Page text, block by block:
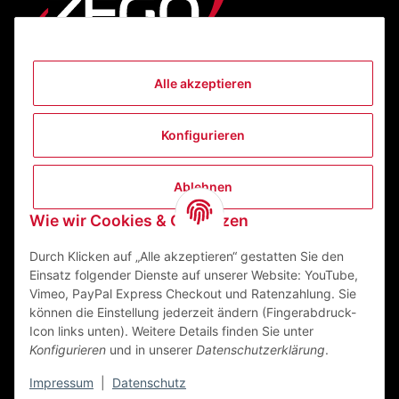
Alle akzeptieren
Konfigurieren
Ablehnen
Wie wir Cookies & Co nutzen
Durch Klicken auf „Alle akzeptieren“ gestatten Sie den
Einsatz folgender Dienste auf unserer Website: YouTube,
Vimeo, PayPal Express Checkout und Ratenzahlung. Sie
können die Einstellung jederzeit ändern (Fingerabdruck-
Icon links unten). Weitere Details finden Sie unter
Konfigurieren und in unserer Datenschutzerklärung.
Impressum Datenschutz
Informationen
ZEGO Textilveredelungszentrum GmbH
63741 Aschaffenburg Deutschland
Mail:info@zego-tvz.de
Tel.:06021 59092-0